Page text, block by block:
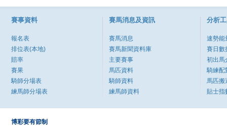
賽事資料
報名表
排位表(本地)
賠率
賽果
騎師分場表
練馬師分場表
賽馬消息及資訊
賽馬消息
賽馬新聞資料庫
主要賽事
馬匹資料
騎師資料
練馬師資料
分析
速勢能
賽日數
初出馬
騎練配
馬匹搬
貼士指
博彩要有節制